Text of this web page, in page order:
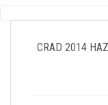
CRAD 2014